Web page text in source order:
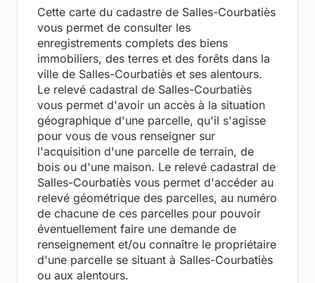
Cette carte du cadastre de Salles-Courbatiès
vous permet de consulter les
enregistrements complets des biens
immobiliers, des terres et des forêts dans la
ville de Salles-Courbatiès et ses alentours.
Le relevé cadastral de Salles-Courbatiès
vous permet d'avoir un accès à la situation
géographique d'une parcelle, qu'il s'agisse
pour vous de vous renseigner sur
l'acquisition d'une parcelle de terrain, de
bois ou d'une maison. Le relevé cadastral de
Salles-Courbatiès vous permet d'accéder au
relevé géométrique des parcelles, au numéro
de chacune de ces parcelles pour pouvoir
éventuellement faire une demande de
renseignement et/ou connaître le propriétaire
d'une parcelle se situant à Salles-Courbatiès
ou aux alentours.